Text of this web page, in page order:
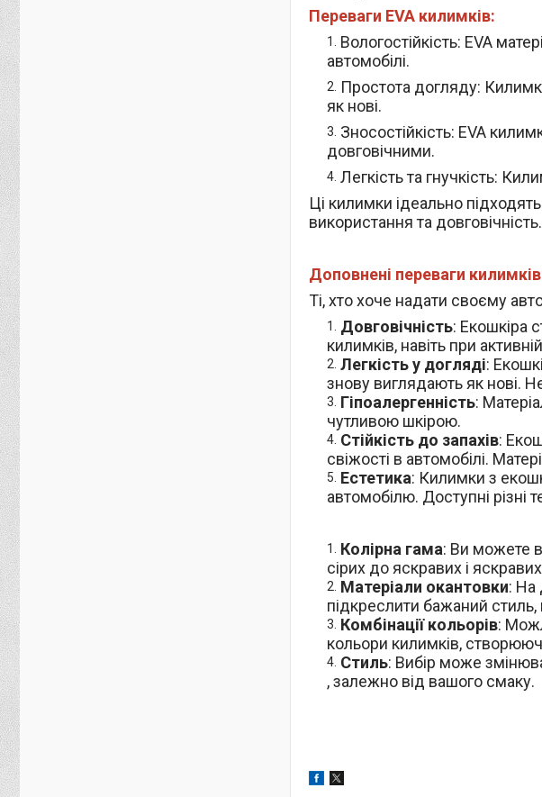
Переваги EVA килимків:
Вологостійкість: EVA
автомобілі.
Простота догляду:
як нові.
Зносостійкість: EVA
довговічними.
Легкість та гнучкість:
Ці килимки ідеально
використання та довговічність.
Доповнені переваги
Ті, хто хоче надати своєму
Довговічність: Екошкіра
килимків, навіть при
Легкість у догляді:
знову виглядають як нові.
Гіпоалергенність:
чутливою шкірою.
Стійкість до запахів:
свіжості в автомобілі.
Естетика: Килимки з
автомобілю. Доступні різні
Колірна гама: Ви можете
сірих до яскравих і
Матеріали окантовки: На
підкреслити бажаний
Комбінації кольорів:
кольори килимків,
Стиль: Вибір може
, залежно від вашого смаку.